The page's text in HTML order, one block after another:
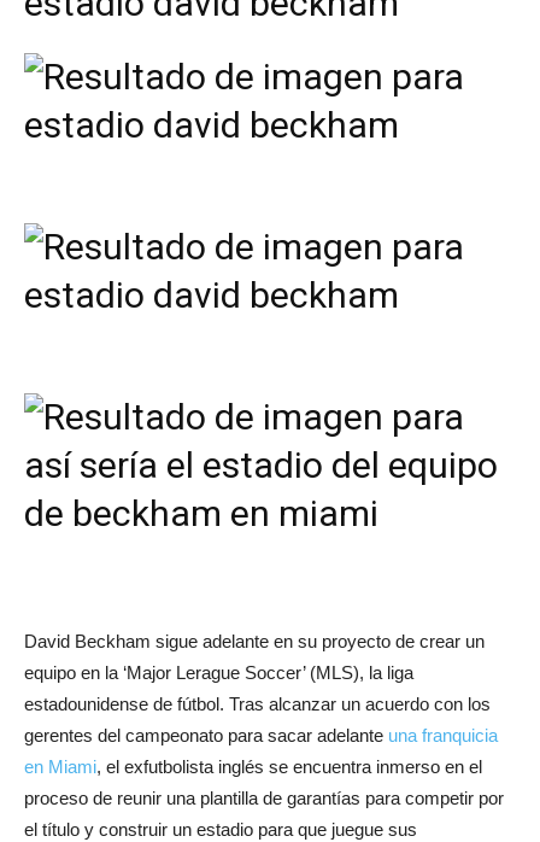
David Beckham sigue adelante en su proyecto de crear un
equipo en la ‘Major Lerague Soccer’ (MLS), la liga
estadounidense de fútbol. Tras alcanzar un acuerdo con los
gerentes del campeonato para sacar adelante una franquicia
en Miami, el exfutbolista inglés se encuentra inmerso en el
proceso de reunir una plantilla de garantías para competir por
el título y construir un estadio para que juegue sus